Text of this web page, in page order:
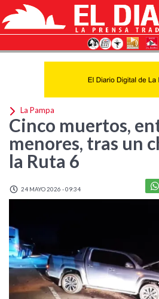
La Pampa
Cinco muertos,
menores, tras un
la Ruta 6
24 MAYO 2026 - 09:34